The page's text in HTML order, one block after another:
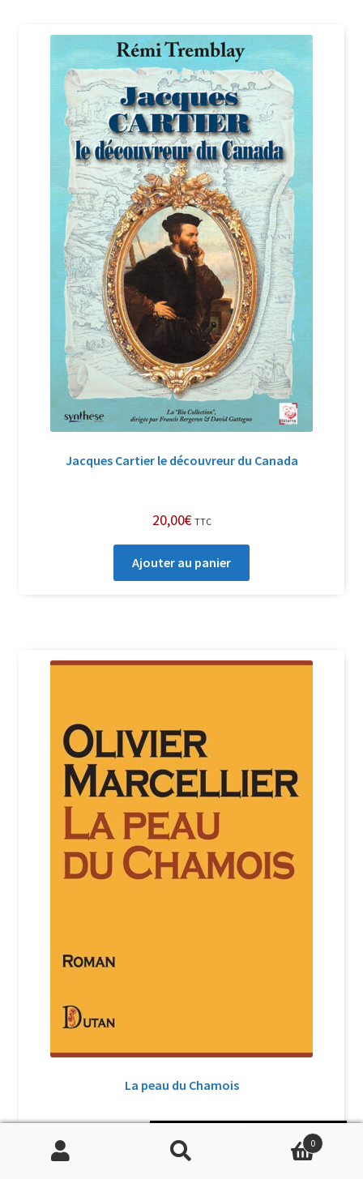
Jacques Cartier le découvreur du Canada
20,00€ TTC
Ajouter au panier
La peau du Chamois
17,00€
Recherche
Recherche
0
Soutenir Philippe Randa